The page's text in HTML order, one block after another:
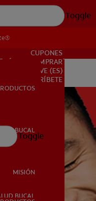
Toggle
PRODUCTOS
SALUD BUCAL
PROFESIONALES
CUPONES
DÓNDE COMPRAR
VE (ES)
SUSCRÍBETE
BUCAL
MISIÓN
BUCAL
Toggle